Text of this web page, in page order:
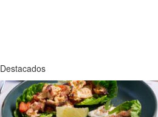
Destacados